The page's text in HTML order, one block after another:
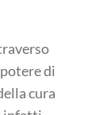
di
cura